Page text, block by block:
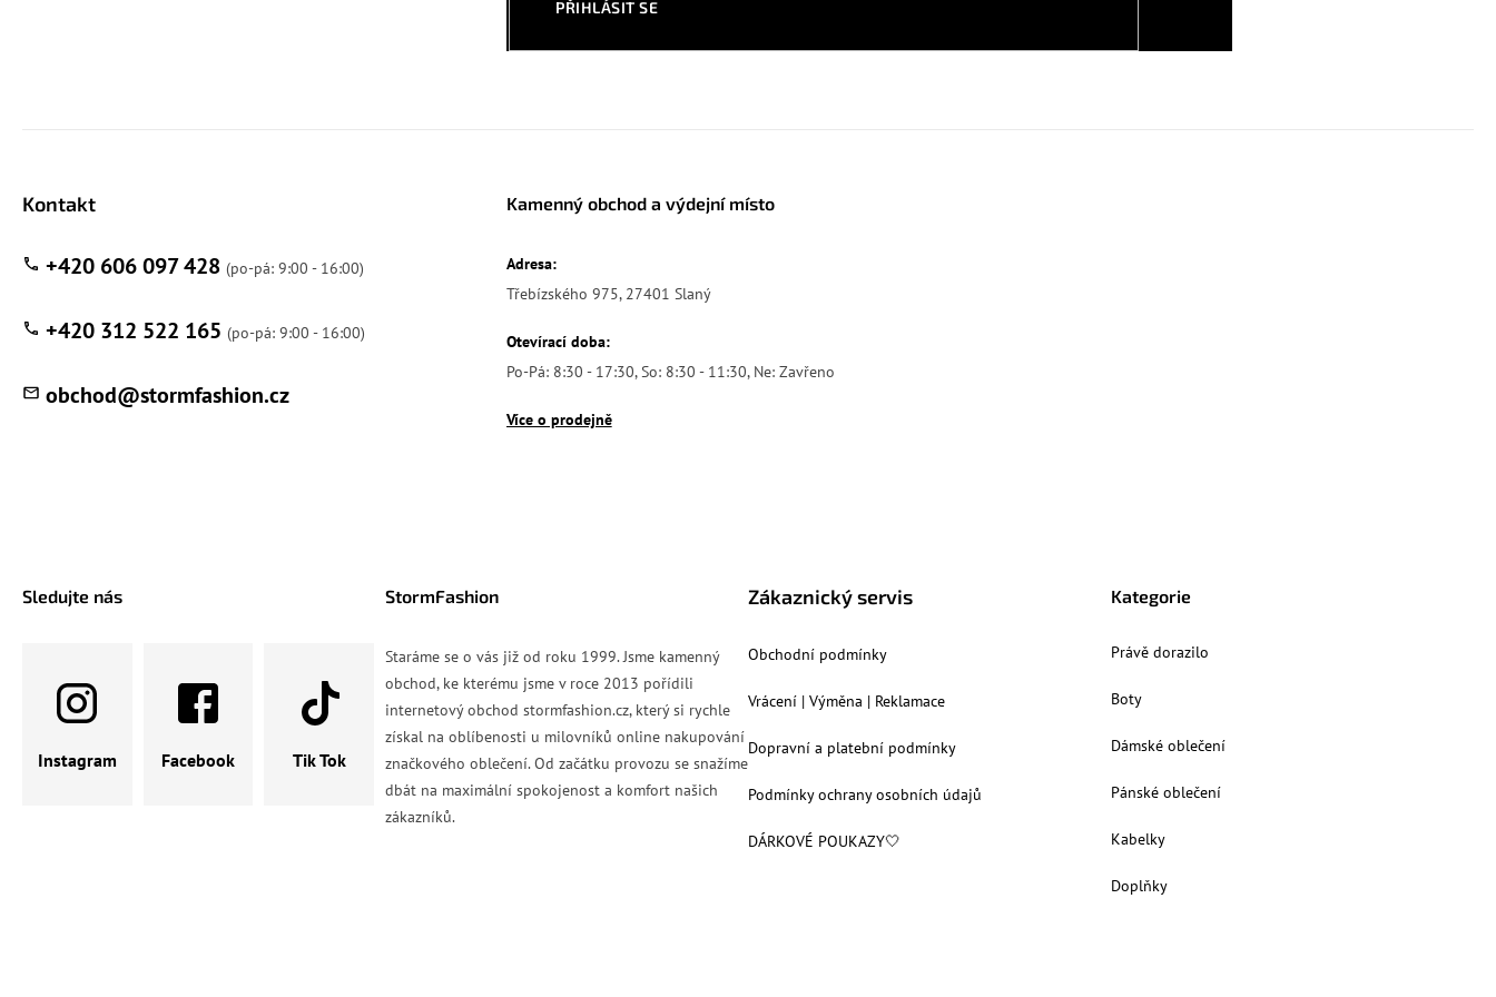
PŘIHLÁSIT SE
Kontakt
obchod@stormfashion.cz
+420 606 097 428
+420 312 522 165
Kamenný obchod a výdejní místo
Adresa:
Třebízského 975, 27401 Slaný
Otevírací doba:
Po-Pá: 8:30 - 17:30, So: 8:30 - 11:30, Ne: Zavřeno
Více o prodejně
Sledujte nás
Instagram Facebook Tik Tok
StormFashion
Staráme se o vás již od roku 1999. Jsme kamenný
obchod, ke kterému jsme v roce 2013 pořídili
internetový obchod stormfashion.cz, který si rychle
získal na oblíbenosti u milovníků online nakupování
značkového oblečení. Od začátku provozu se snažíme
dbát na maximální spokojenost a komfort našich
zákazníků.
Zákaznický servis
Obchodní podmínky
Vrácení | Výměna | Reklamace
Dopravní a platební podmínky
Podmínky ochrany osobních údajů
DÁRKOVÉ POUKAZY🤍
Kategorie
Právě dorazilo
Boty
Dámské oblečení
Pánské oblečení
Kabelky
Doplňky